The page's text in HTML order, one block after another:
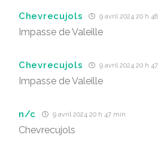
Chevrecujols 9 avril 2024 20 h
Impasse de Valeille
Chevrecujols 9 avril 2024 20 h
Impasse de Valeille
n/c 9 avril 2024 20 h 47 min
Chevrecujols